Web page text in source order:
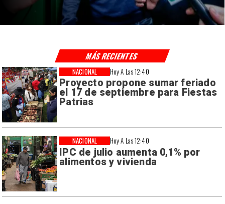
Hoy A Las 12:40
Proyecto propone sumar feriado
el 17 de septiembre para Fiestas
Patrias
NACIONAL
Hoy A Las 12:40
IPC de julio aumenta 0,1% por
alimentos y vivienda
NACIONAL
MÁS RECIENTES